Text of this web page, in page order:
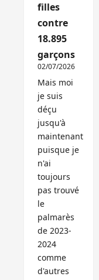
filles
contre
18.895
garçons
02/07/2026
Mais moi
je suis
déçu
jusqu'à
maintenant
puisque je
n'ai
toujours
pas trouvé
le
palmarès
de 2023-
2024
comme
d'autres